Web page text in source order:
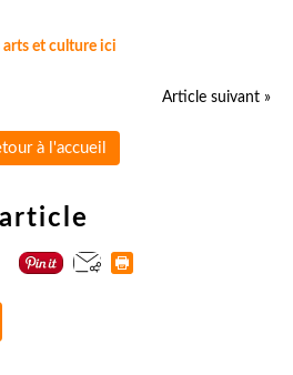
arts et culture ici
Article suivant »
à l'accueil